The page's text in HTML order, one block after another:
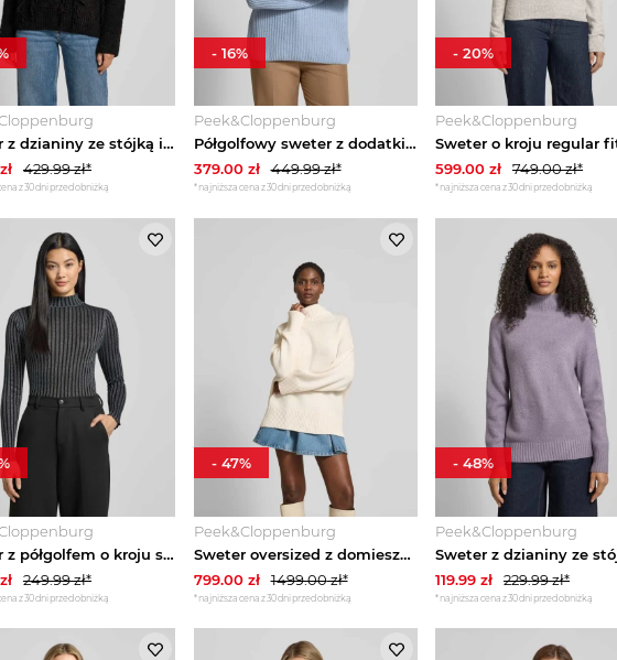
Sweter z dzianiny ze stójką i frędzlami Jake*s Ciemnobrązowy
429.99zł*
z 30 dni przed obniżką
Peek&Cloppenburg
Półgolfowy sweter z dodatkiem wełny Smith & Soul Jasnoniebieski melanż
379.00zł 449.99zł*
*najniższa cena z 30 dni przed obniżką
- 16%
Peek&Cloppenburg
599.00 zł 749.00zł*
*najniższa cena z 30 dni przed obniżką
- 20%
Sweter z półgolfem o kroju slim fit z mieszanki wiskozy ze stójką Model 'Violetta' Soyaconcept Metaliczny czarny
249.99zł*
z 30 dni przed obniżką
Peek&Cloppenburg
Sweter oversized z domieszką kaszmiru Juvia Écru
799.00zł 1499.00zł*
*najniższa cena z 30 dni przed obniżką
- 47%
Peek&Cloppenburg
119.99 zł 229.99zł*
*najniższa cena z 30 dni przed obniżką
- 48%